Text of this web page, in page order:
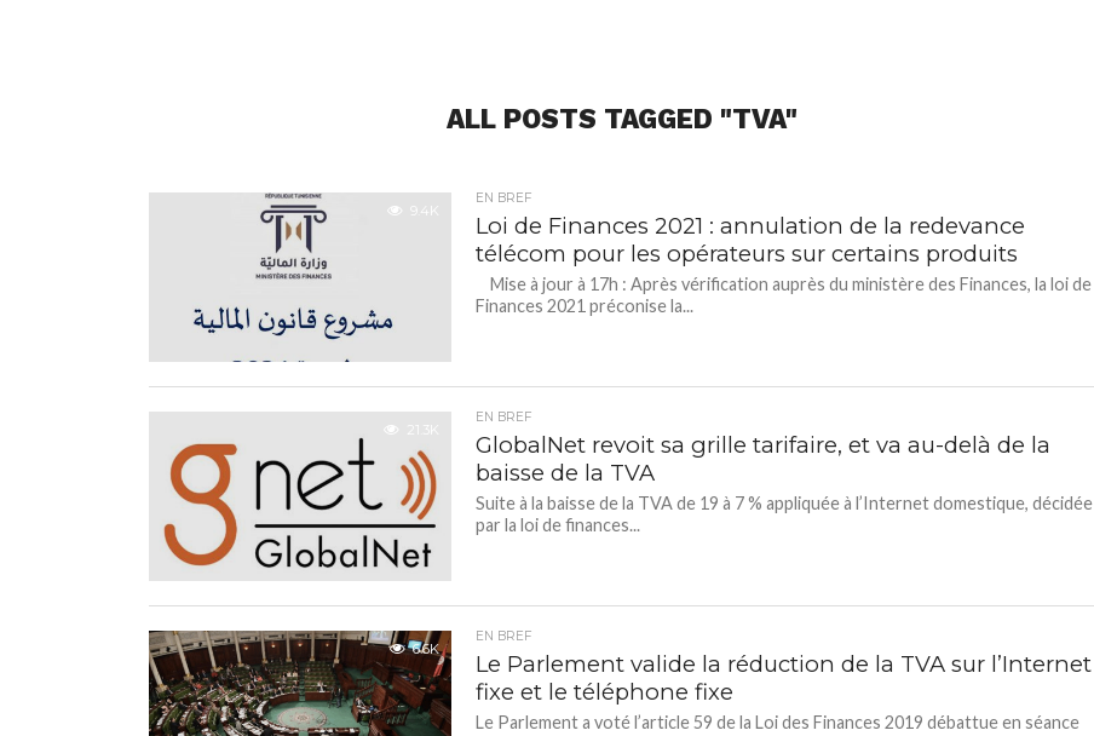
ALL POSTS TAGGED "TVA"
9.4K
EN BREF
Loi de Finances 2021 : annulation de la redevance
télécom pour les opérateurs sur certains produits
Mise à jour à 17h : Après vérification auprès du ministère des Finances, la loi de
Finances 2021 préconise la...
21.3K
EN BREF
GlobalNet revoit sa grille tarifaire, et va au-delà de la
baisse de la TVA
Suite à la baisse de la TVA de 19 à 7 % appliquée à l’Internet domestique, décidée
par la loi de finances...
6.6K
EN BREF
Le Parlement valide la réduction de la TVA sur l’Internet
fixe et le téléphone fixe
Le Parlement a voté l’article 59 de la Loi des Finances 2019 débattue en séance